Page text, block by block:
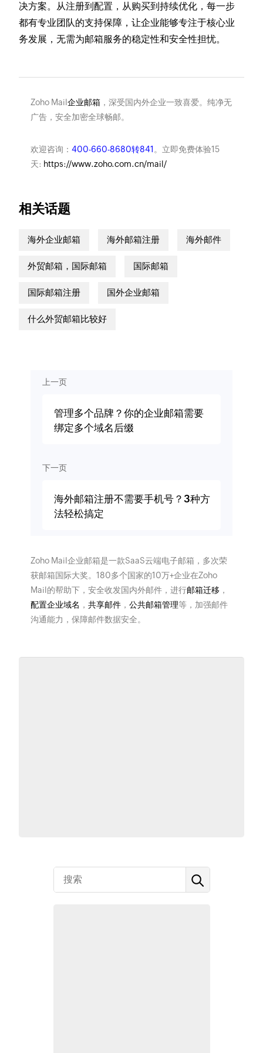
决方案。从注册到配置，从购买到持续优化，每一步
都有专业团队的支持保障，让企业能够专注于核心业
务发展，无需为邮箱服务的稳定性和安全性担忧。
Zoho Mail企业邮箱，深受国内外企业一致喜爱。纯净无
广告，安全加密全球畅邮。
欢迎咨询： 400-660-8680转841 。立即免费体验15
天: https://www.zoho.com.cn/mail/
相关话题
海外企业邮箱 海外邮箱注册 海外邮件
外贸邮箱，国际邮箱 国际邮箱
国际邮箱注册 国外企业邮箱
什么外贸邮箱比较好
上一页
管理多个品牌？你的企业邮箱需要
绑定多个域名后缀
下一页
海外邮箱注册不需要手机号？3种方
法轻松搞定
Zoho Mail企业邮箱是一款SaaS云端电子邮箱，多次荣
获邮箱国际大奖。180多个国家的10万+企业在Zoho
Mail的帮助下，安全收发国内外邮件，进行邮箱迁移 ，
配置企业域名 ， 共享邮件， 公共邮箱管理等，加强邮件
沟通能力，保障邮件数据安全。